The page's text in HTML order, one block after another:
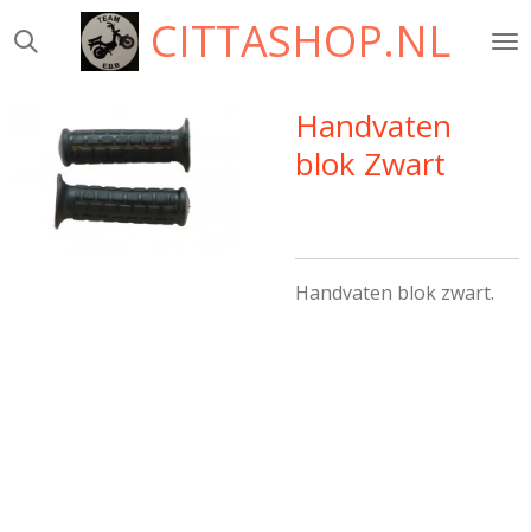
direct
hoofdinhoud
CITTASHOP.NL
Handvaten
blok Zwart
Handvaten blok zwart.